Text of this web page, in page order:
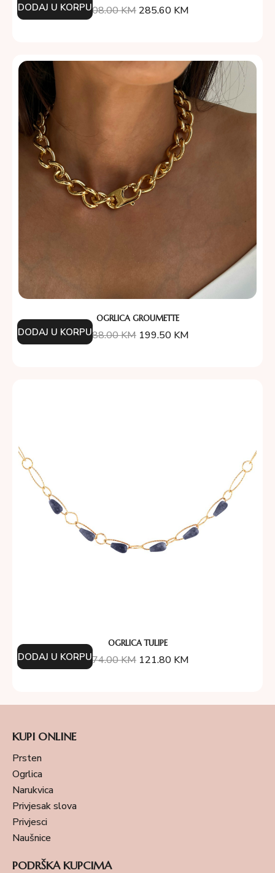
408.00KM 285.60 KM
DODAJ U KORPU
OGRLICA GROUMETTE
388.00KM 199.50 KM
DODAJ U KORPU
OGRLICA TULIPE
174.00KM 121.80 KM
DODAJ U KORPU
KUPI ONLINE
Prsten
Ogrlica
Narukvica
Privjesak slova
Privjesci
Naušnice
PODRŠKA KUPCIMA